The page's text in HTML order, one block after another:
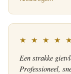
★ ★ ★ ★ ★
Een strakke
Professioneel,